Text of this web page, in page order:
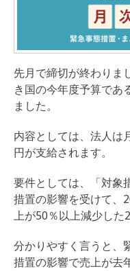
先月で締切が終わりま
き国の今年度予算であ
ました。
内容としては、法人
円が支給されます。
要件としては、「対象
措置の影響を受けて、
上が50％以上減少し
分かりやすく言うと、
措置の影響で売上が去